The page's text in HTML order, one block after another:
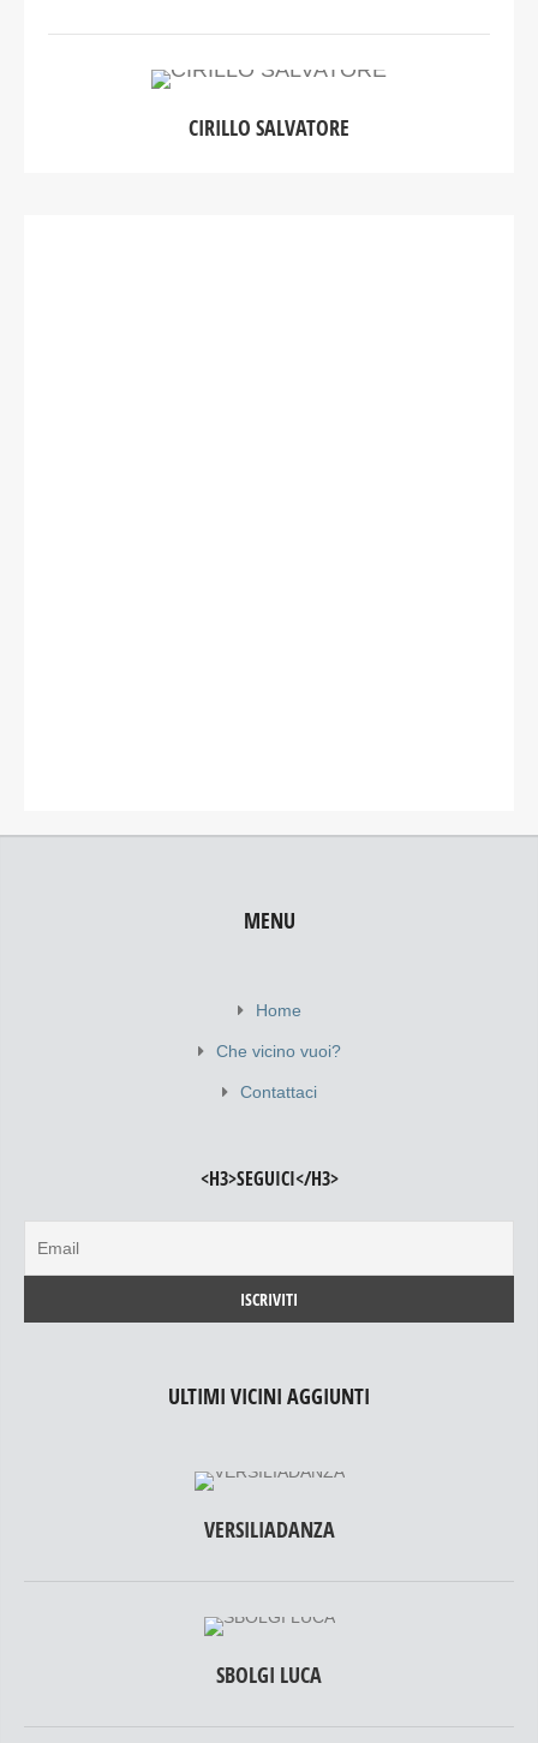
CIRILLO SALVATORE
MENU
Home
Che vicino vuoi?
Contattaci
<H3>SEGUICI</H3>
ULTIMI VICINI AGGIUNTI
VERSILIADANZA
SBOLGI LUCA